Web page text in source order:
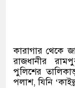
কারাগার থেকে
রাজধানীর
পুলিশের
পলাশ, যিনি